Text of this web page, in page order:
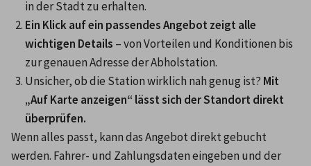
Ein Klick auf ein passendes Angebot zeigt alle
wichtigen Details – von Vorteilen und Konditionen bis
zur genauen Adresse der Abholstation.
Unsicher, ob die Station wirklich nah genug ist? Mit
„Auf Karte anzeigen“ lässt sich der Standort direkt
überprüfen.
Wenn alles passt, kann das Angebot direkt gebucht
werden. Fahrer- und Zahlungsdaten eingeben und der